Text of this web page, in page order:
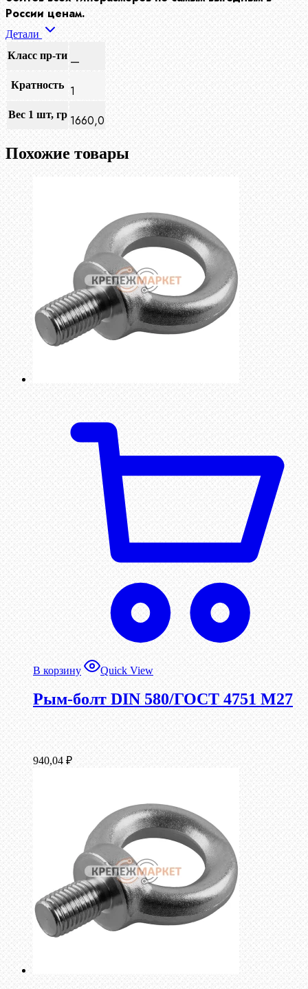
России ценам.
Детали
Класс пр-ти —
Кратность 1
Вес 1 шт, гр 1660,0
Похожие товары
В корзину Quick View
Рым-болт DIN 580/ГОСТ 4751 М27
940,04 ₽